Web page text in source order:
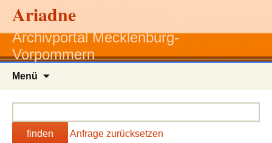
Ariadne
Archivportal Mecklenburg-
Vorpommern
Menü
finden Anfrage zurücksetzen